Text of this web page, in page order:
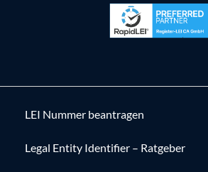
LEI Nummer beantragen
Legal Entity Identifier – Ratgeber